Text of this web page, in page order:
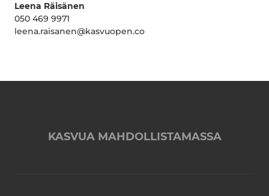
Leena Räisänen
050 469 9971
leena.raisanen@kasvuopen.co
KASVUA MAHDOLLISTAMASSA